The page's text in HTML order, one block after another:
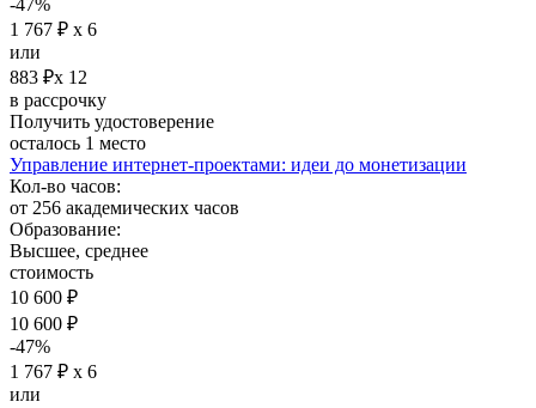
-47%
1 767 ₽ х 6
или
883 ₽х 12
в рассрочку
Получить удостоверение
осталось 1 место
Управление интернет-проектами: идеи до монетизации
Кол-во часов:
от 256 академических часов
Образование:
Высшее, среднее
стоимость
10 600 ₽
10 600 ₽
-47%
1 767 ₽ х 6
или